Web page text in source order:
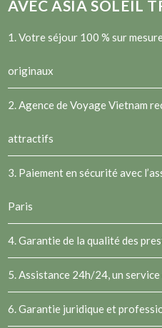
AVEC ASIA SOLEIL
1. Votre séjour 100 % sur
originaux
2.Agence de Voyage Vietnam
attractifs
3. Paiement en sécurité avec
Paris
4. Garantie de la qualité des
5. Assistance 24h/24, un
6. Garantie juridique et